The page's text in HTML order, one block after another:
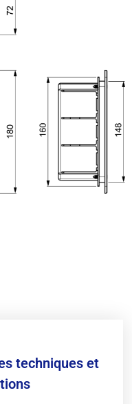
techniques et